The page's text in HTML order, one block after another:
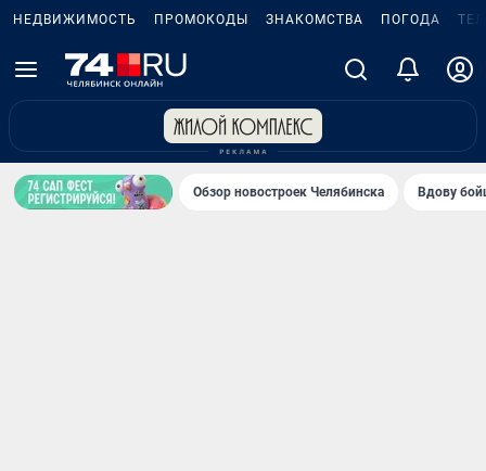
НЕДВИЖИМОСТЬ ПРОМОКОДЫ ЗНАКОМСТВА ПОГОДА
Обзор новостроек Челябинска Вдову